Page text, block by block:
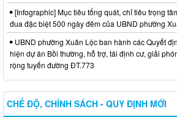
[Infographic] Mục tiêu tổng quát, chỉ tiêu trọng
đua đặc biệt 500 ngày đêm của UBND phường
UBND phường Xuân Lộc ban hành các Quyết
hiện dự án Bồi thường, hỗ trợ, tái định cư, giải
rộng tuyến đường ĐT.773
CHẾ ĐỘ, CHÍNH SÁCH - QUY ĐỊNH MỚI